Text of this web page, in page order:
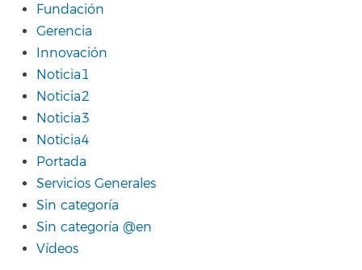
Fundación
Gerencia
Innovación
Noticia1
Noticia2
Noticia3
Noticia4
Portada
Servicios Generales
Sin categoría
Sin categoría @en
Vídeos